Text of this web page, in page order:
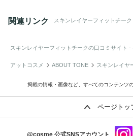
関連リンク スキンレイヤーフィットチーク
スキンレイヤーフィットチークの口コミサイト -
アットコスメ ABOUT TONE スキンレイヤ
掲載の情報・画像など、すべてのコンテンツ
ページトッ
@cosme 公式SNSアカウント